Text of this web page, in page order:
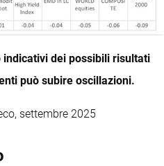
dei possibili risultati
può subire oscillazioni.
settembre 2025